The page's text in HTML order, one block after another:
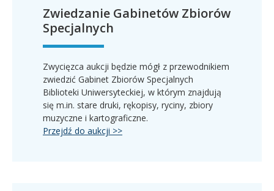
Zwiedzanie Gabinetów Zbiorów
Specjalnych
Zwycięzca aukcji będzie mógł z przewodnikiem
zwiedzić Gabinet Zbiorów Specjalnych
Biblioteki Uniwersyteckiej, w którym znajdują
się m.in. stare druki, rękopisy, ryciny, zbiory
muzyczne i kartograficzne.
Przejdź do aukcji >>